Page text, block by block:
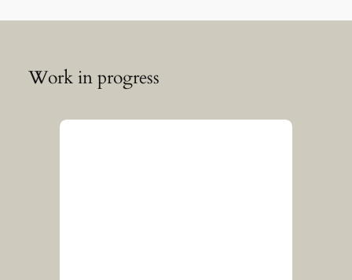
Work in progress